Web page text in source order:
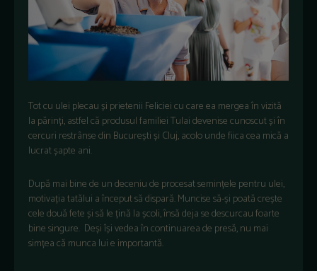
Tot cu ulei plecau și prietenii Feliciei cu care ea mergea în vizită
la părinți, astfel că produsul familiei Tulai devenise cunoscut și în
cercuri restrânse din București și Cluj, acolo unde fiica cea mică a
lucrat șapte ani.
După mai bine de un deceniu de procesat semințele pentru ulei,
motivația tatălui a început să dispară. Muncise să-și poată crește
cele două fete și să le țină la școli, însă deja se descurcau foarte
bine singure. Deși își vedea în continuarea de presă, nu mai
simțea că munca lui e importantă.